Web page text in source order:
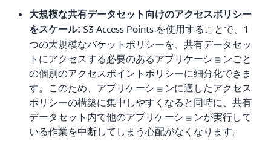
大規模な共有データセット向けのアクセスポリシー
をスケール: S3 Access Points を使用することで、1
つの大規模なバケットポリシーを、共有データセッ
トにアクセスする必要のあるアプリケーションごと
の個別のアクセスポイントポリシーに細分化できま
す。このため、アプリケーションに適したアクセス
ポリシーの構築に集中しやすくなると同時に、共有
データセット内で他のアプリケーションが実行して
いる作業を中断してしまう心配がなくなります。